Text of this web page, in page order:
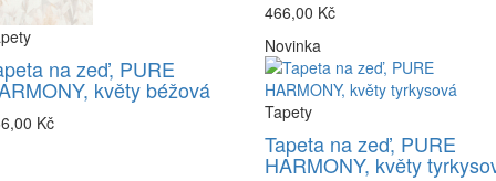
na zeď, PURE
květy béžová
Kč
466,00 Kč
Novinka
Tapety
Tapeta na zeď, PURE
HARMONY, květy